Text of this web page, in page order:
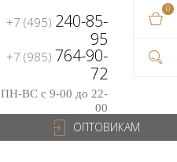
+7 (495) 240-85-
95
+7 (985) 764-90-
72
ПН-ВС с 9-00 до 22-
00
ОПТОВИКАМ
0
В
на